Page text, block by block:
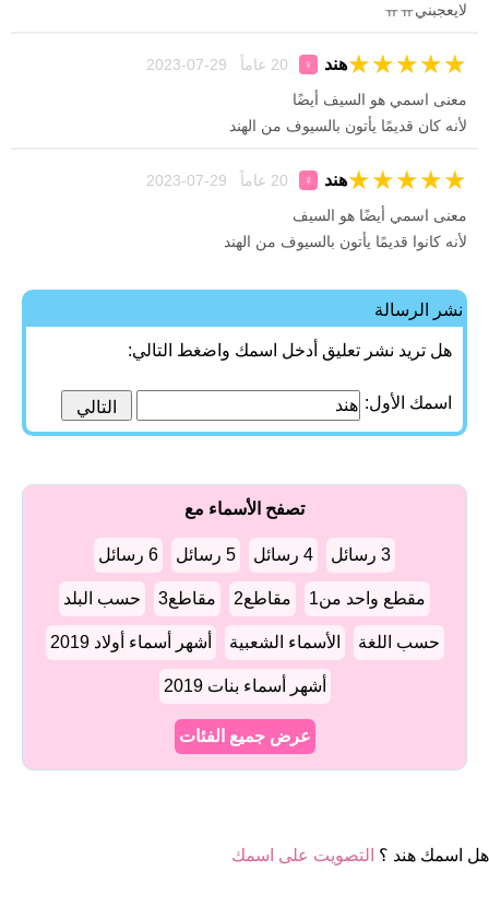
لايعجبنيㅠㅠ
هند ♀ ★
★
★
★
★
معنى اسمي هو السيف أيضًا
لأنه كان قديمًا يأتون بالسيوف من الهند
هند ♀ ★
★
★
★
★
معنى اسمي أيضًا هو السيف
لأنه كانوا قديمًا يأتون بالسيوف من الهند
نشر الرسالة
هل تريد نشر تعليق أدخل اسمك واضغط التالي:
اسمك الأول:
تصفح الأسماء مع
3 رسائل 4 رسائل 5 رسائل 6 رسائل
مقطع واحد من1 مقاطع2 مقاطع3 حسب البلد
حسب اللغة الأسماء الشعبية أشهر أسماء أولاد 2019
أشهر أسماء بنات 2019
عرض جميع الفئات
هل اسمك هند ؟ التصويت على اسمك